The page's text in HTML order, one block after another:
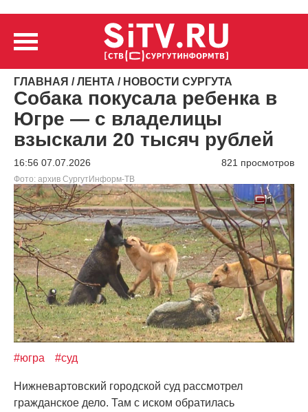
ГЛАВНАЯ /ЛЕНТА / НОВОСТИ СУРГУТА
Собака покусала ребенка в
Югре — с владелицы
взыскали 20 тысяч рублей
16:56 07.07.2026 821 просмотров
Фото: архив СургутИнформ-ТВ
#югра #суд
Нижневартовский городской суд рассмотрел
гражданское дело. Там с иском обратилась